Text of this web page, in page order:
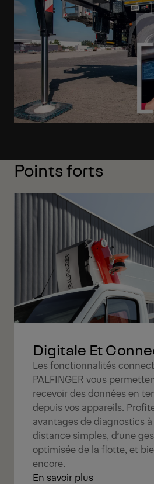
Points forts
Digitale Et
Les fonctionnalités
PALFINGER vous
recevoir des données en
depuis vos appareils.
avantages de diagnostics à
distance simples, d’une
optimisée de la flotte, et
encore.
En savoir plus